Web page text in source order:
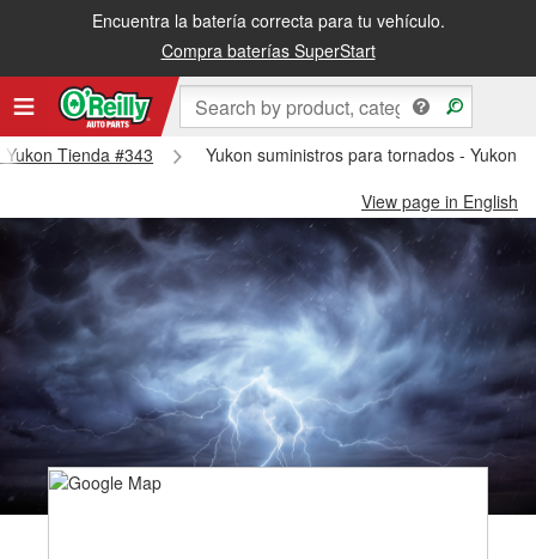
Encuentra la batería correcta para tu vehículo.
Compra baterías SuperStart
Tienda #343
Yukon suministros para tornados - Yukon
View page in English